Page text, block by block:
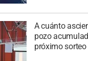
A cuánto
pozo
próximo